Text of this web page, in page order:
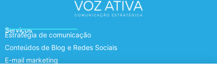
Serviços
Estratégia de comunicação
Conteúdos de Blog e Redes Sociais
E-mail marketing